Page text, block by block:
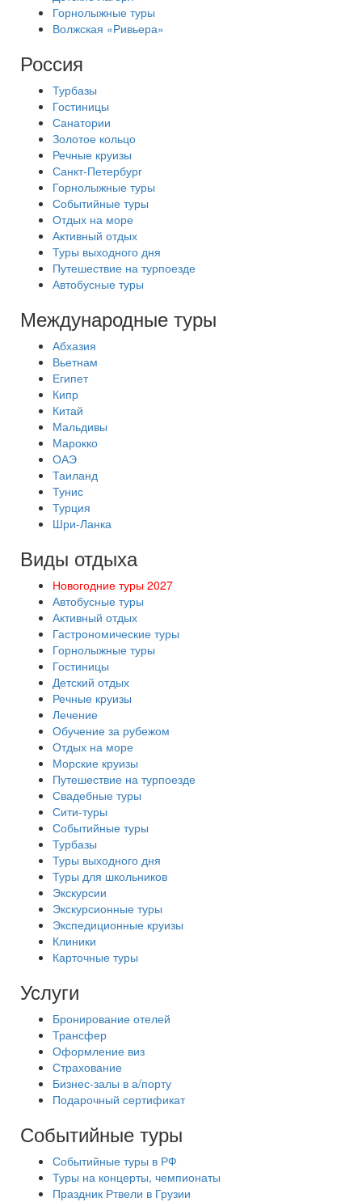
Горнолыжные туры
Волжская «Ривьера»
Россия
Турбазы
Гостиницы
Санатории
Золотое кольцо
Речные круизы
Санкт-Петербург
Горнолыжные туры
Событийные туры
Отдых на море
Активный отдых
Туры выходного дня
Путешествие на турпоезде
Автобусные туры
Международные туры
Абхазия
Вьетнам
Египет
Кипр
Китай
Мальдивы
Марокко
ОАЭ
Таиланд
Тунис
Турция
Шри-Ланка
Виды отдыха
Новогодние туры 2027
Автобусные туры
Активный отдых
Гастрономические туры
Горнолыжные туры
Гостиницы
Детский отдых
Речные круизы
Лечение
Обучение за рубежом
Отдых на море
Морские круизы
Путешествие на турпоезде
Свадебные туры
Сити-туры
Событийные туры
Турбазы
Туры выходного дня
Туры для школьников
Экскурсии
Экскурсионные туры
Экспедиционные круизы
Клиники
Карточные туры
Услуги
Бронирование отелей
Трансфер
Оформление виз
Страхование
Бизнес-залы в а/порту
Подарочный сертификат
Событийные туры
Событийные туры в РФ
Туры на концерты, чемпионаты
Праздник Ртвели в Грузии